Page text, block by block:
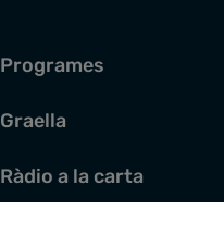
Programes
Graella
Ràdio a la carta